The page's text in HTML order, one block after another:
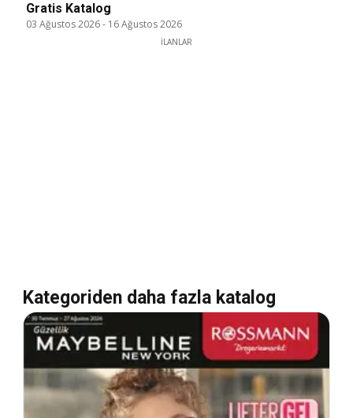
Gratis Katalog
03 Ağustos 2026- 16 Ağustos 2026
İLANLAR
Kategoriden daha fazla katalog